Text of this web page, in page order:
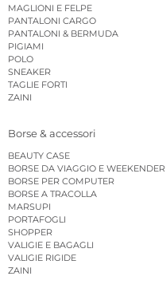
MAGLIONI E FELPE
PANTALONI CARGO
PANTALONI & BERMUDA
PIGIAMI
POLO
SNEAKER
TAGLIE FORTI
ZAINI
Borse & accessori
BEAUTY CASE
BORSE DA VIAGGIO E WEEKENDER
BORSE PER COMPUTER
BORSE A TRACOLLA
MARSUPI
PORTAFOGLI
SHOPPER
VALIGIE E BAGAGLI
VALIGIE RIGIDE
ZAINI